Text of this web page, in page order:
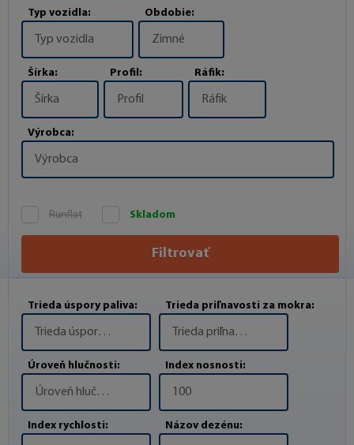
Typ vozidla:
Typ vozidla
Obdobie:
Zimné
Šírka:
Šírka
Profil:
Profil
Ráfik:
Ráfik
Výrobca:
Výrobca
Runflat Skladom
Filtrovať
Trieda úspory paliva:
Trieda úspory paliva
Trieda priľnavosti za mokra:
Trieda priľnavosti za mokra
Úroveň hlučnosti:
Úroveň hlučnosti
Index nosnosti:
100
Index rychlosti: Názov dezénu: